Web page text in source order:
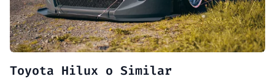
Toyota Hilux o Similar